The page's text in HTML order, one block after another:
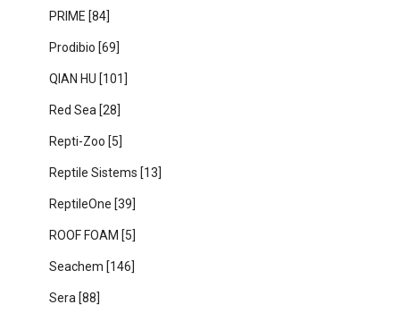
PRIME [84]
Prodibio [69]
QIAN HU [101]
Red Sea [28]
Repti-Zoo [5]
Reptile Sistems [13]
ReptileOne [39]
ROOF FOAM [5]
Seachem [146]
Sera [88]